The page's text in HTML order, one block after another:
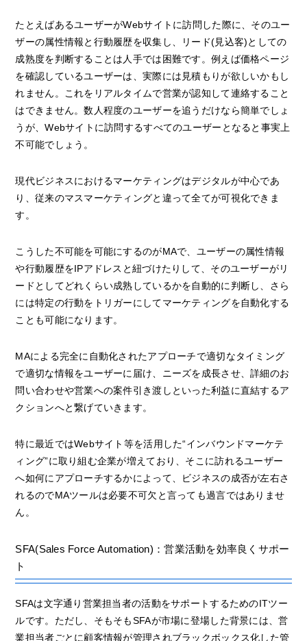
たとえばあるユーザーがWebサイトに訪問した際に、そのユー
ザーの属性情報と行動履歴を収集し、リード(見込客)としての
成熟度を判断することは人手では困難です。例えば価格ページ
を確認しているユーザーは、実際には見積もりが欲しいかもし
れません。これをリアルタイムで営業が認知して連絡すること
はできません。数人程度のユーザーを追うだけなら簡単でしょ
うが、Webサイトに訪問するすべてのユーザーとなると事実上
不可能でしょう。
現代ビジネスにおけるマーケティングはデジタルが中心であ
り、従来のマスマーケティングと違って全てが可視化できま
す。
こうした不可能を可能にするのがMAで、ユーザーの属性情報
や行動履歴をIPアドレスと紐づけたりして、そのユーザーがリ
ードとしてどれくらい成熟しているかを自動的に判断し、さら
には特定の行動をトリガーにしてマーケティングを自動化する
ことも可能になります。
MAによる完全に自動化されたアプローチで適切なタイミング
で適切な情報をユーザーに届け、ニーズを成長させ、詳細のお
問い合わせや営業への案件引き渡しといった利益に直結するア
クションへと繋げていきます。
特に最近ではWebサイト等を活用した“インバウンドマーケテ
ィング”に取り組む企業が増えており、そこに訪れるユーザー
へ如何にアプローチするかによって、ビジネスの成否が左右さ
れるのでMAツールは必要不可欠と言っても過言ではありませ
ん。
SFA(Sales Force Automation)：営業活動を効率良くサポー
ト
SFAは文字通り営業担当者の活動をサポートするためのITツー
ルです。ただし、そもそもSFAが市場に登場した背景には、営
業担当者ごとに顧客情報が管理されブラックボックス化した管